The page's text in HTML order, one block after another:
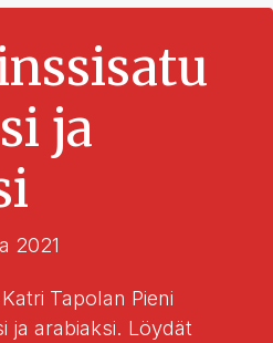
ja
2021
Tapolan Pieni
ja arabiaksi. Löydät